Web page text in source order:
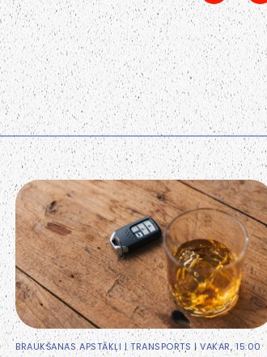
BRAUKŠANAS APSTĀKĻI |TRANSPORTS | VAKAR, 15:00